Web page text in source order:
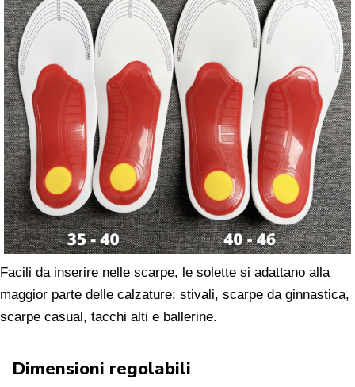
Facili da inserire nelle scarpe, le solette si adattano alla
maggior parte delle calzature: stivali, scarpe da ginnastica,
scarpe casual, tacchi alti e ballerine.
Dimensioni regolabili